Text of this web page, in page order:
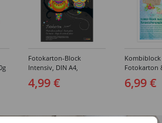
Fotokarton-Block
Intensiv, DIN A4,
300g/qm, 10 Blatt, 10
sortierte Farben
4,99 €
Kombiblock
Fotokarton
10 Blatt, 23 x
6,99 €